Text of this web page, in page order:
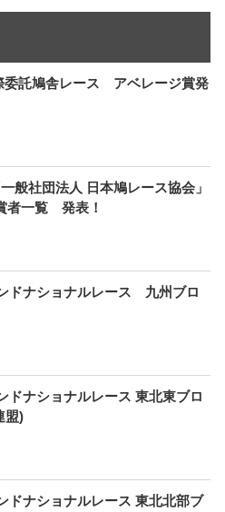
委託鳩舎レース アベレージ賞発
般社団法人 日本鳩レース協会」
者一覧 発表！
ドナショナルレース 九州ブロ
ドナショナルレース 東北東ブロ
盟)
ドナショナルレース 東北北部ブ